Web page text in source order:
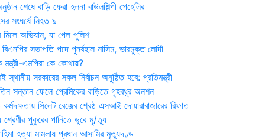
শেষে বাড়ি ফেরা হলনা বাউলশিল্পী পেহেলির
সংঘর্ষে নিহত ৯
মিলে অভিযান, যা পেল পুলিশ
সভাপতি পদে পুনর্বহাল নাসিম, ভারমুক্ত লোদী
মন্ত্রী-এমপিরা কে কোথায়?
সরকারের সকল নির্বাচন অনুষ্ঠিত হবে: প্রতিমন্ত্রী
সন্তান ফেলে প্রেমিকের বাড়িতে গৃহবধূর অনশন
সিলেট রেঞ্জের শ্রেষ্ঠ এসআই দোয়ারাবাজারের রিফাত
শ্রেণীর পুকুরের পানিতে ডুবে মৃ/ত্যু
হত্যা মামলায় প্রধান আসামির মৃত্যুদণ্ড